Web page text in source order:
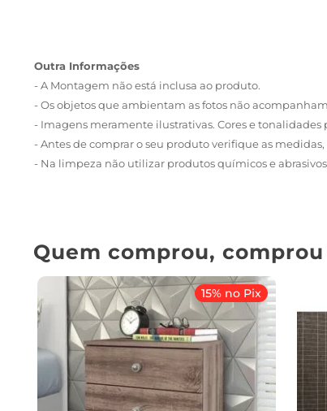
Outra Informações
- A Montagem não está inclusa ao produto.
- Os objetos que ambientam as fotos não
- Imagens meramente ilustrativas. Cores e tonalidades
- Antes de comprar o seu produto verifique as
- Na limpeza não utilizar produtos químicos e
Quem comprou,
15% no Pix